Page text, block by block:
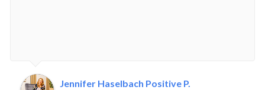
Jennifer Haselbach Positive P.